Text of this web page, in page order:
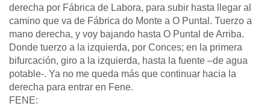
derecha por Fábrica de Labora, para subir hasta llegar al
camino que va de Fábrica do Monte a O Puntal. Tuerzo a
mano derecha, y voy bajando hasta O Puntal de Arriba.
Donde tuerzo a la izquierda, por Conces; en la primera
bifurcación, giro a la izquierda, hasta la fuente –de agua
potable-. Ya no me queda más que continuar hacia la
derecha para entrar en Fene.
FENE: